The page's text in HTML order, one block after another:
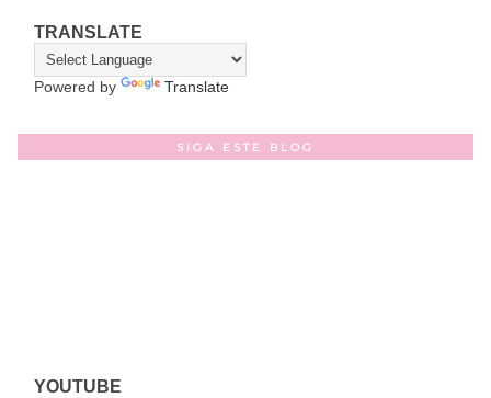
TRANSLATE
Powered by Translate
SIGA ESTE BLOG
YOUTUBE